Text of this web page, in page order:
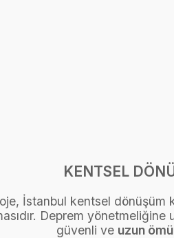
KENTSEL
İstanbul kentsel
Deprem
güvenli ve uzun